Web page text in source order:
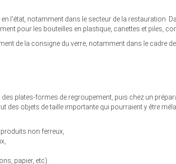
l'état, notamment dans le secteur de la restauration.
pour les bouteilles en plastique, canettes et piles,
de la consigne du verre, notamment dans le cadre
plates-formes de regroupement, puis chez un
des objets de taille importante qui pourraient y être
non ferreux,
papier, etc).